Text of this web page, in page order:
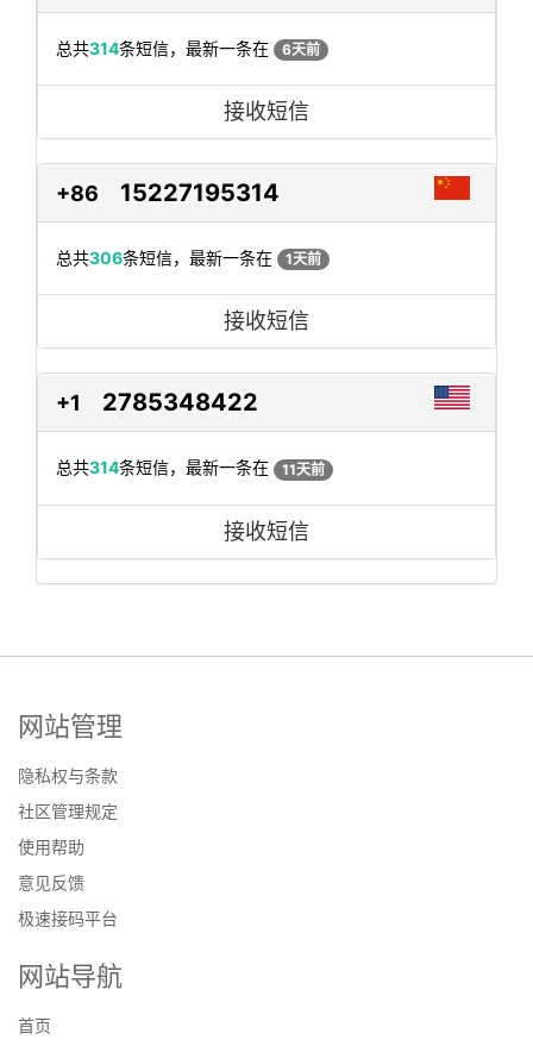
总共314条短信，最新一条在 6天前
接收短信
+86 15227195314
总共306条短信，最新一条在 1天前
接收短信
+1 2785348422
总共314条短信，最新一条在 11天前
接收短信
网站管理
隐私权与条款
社区管理规定
使用帮助
意见反馈
极速接码平台
网站导航
首页